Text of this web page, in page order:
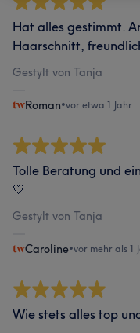
Hat alles gestimmt.
Haarschnitt,
Gestylt von Tanja
Roman•vor etwa 1 Jahr
Tolle Beratung und
🤍
Gestylt von Tanja
Caroline•vor mehr als 1
Wie stets alles top